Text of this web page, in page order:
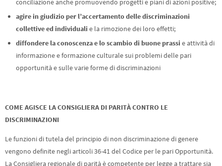
conciliazione anche promuovendo progetti e piani di azioni positive;
agire in giudizio per l’accertamento delle discriminazioni
collettive ed individualie la rimozione dei loro effetti;
diffondere la conoscenza e lo scambio di buone prassi e attività di
informazione e formazione culturale sui problemi delle pari
opportunità e sulle varie forme di discriminazioni
COME AGISCE LA CONSIGLIERA DI PARITÀ CONTRO LE
DISCRIMINAZIONI
Le funzioni di tutela del principio di non discriminazione di genere
vengono definite negli articoli 36-41 del Codice per le pari Opportunità.
La Consigliera regionale di parità è competente per legge a trattare sia